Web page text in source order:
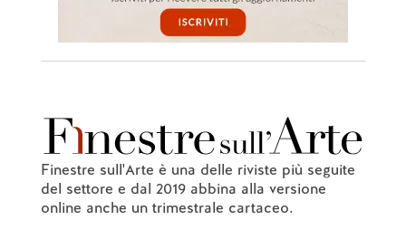
Finestre sull'Arte è una delle riviste più seguite
del settore e dal 2019 abbina alla versione
online anche un trimestrale cartaceo.